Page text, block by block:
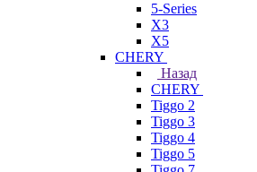
5-Series
X3
X5
CHERY
Назад
CHERY
Tiggo 2
Tiggo 3
Tiggo 4
Tiggo 5